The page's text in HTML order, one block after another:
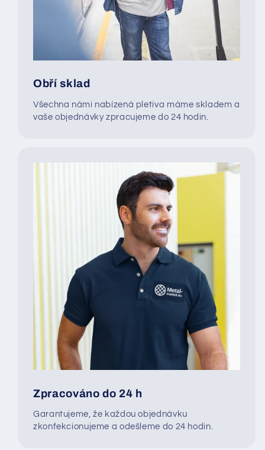
Obří sklad
Všechna námi nabízená pletiva máme skladem a
vaše objednávky zpracujeme do 24 hodin.
Zpracováno do 24 h
Garantujeme, že každou objednávku
zkonfekcionujeme a odešleme do 24 hodin.